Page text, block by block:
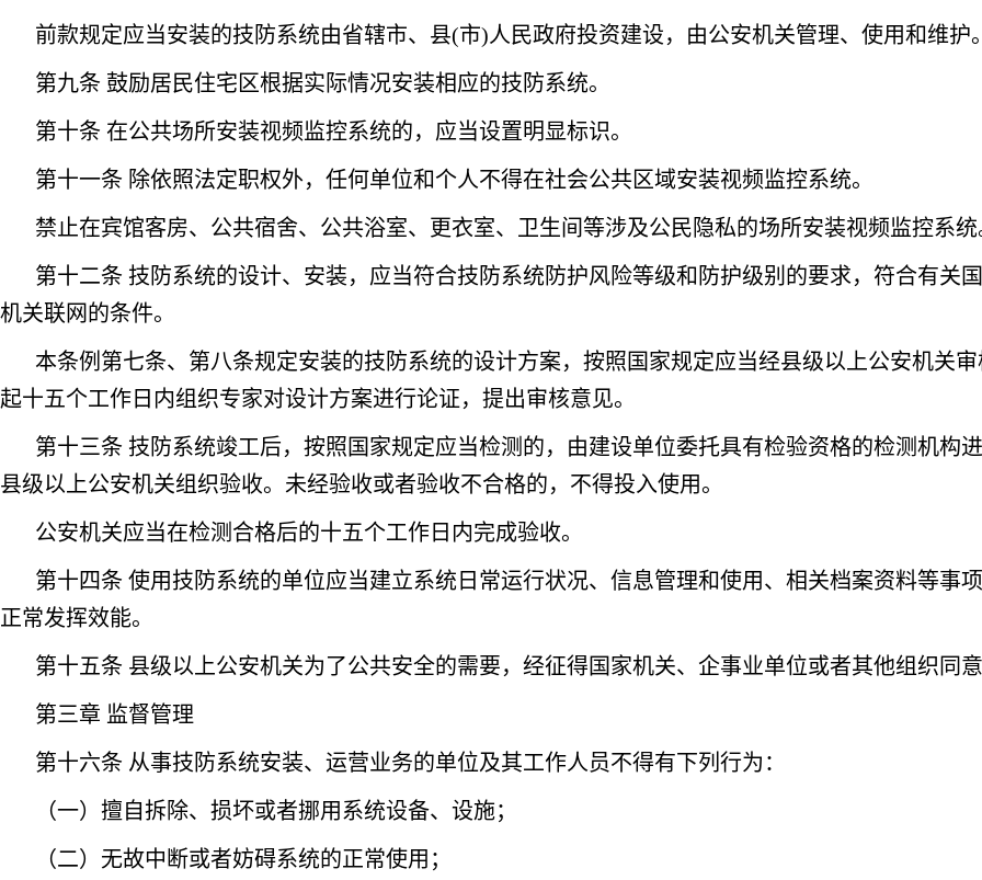
前款规定应当安装的技防系统由省辖市、县(市)人民政府投资建设，由公安机关管理、使用和维护。
第九条 鼓励居民住宅区根据实际情况安装相应的技防系统。
第十条 在公共场所安装视频监控系统的，应当设置明显标识。
第十一条 除依照法定职权外，任何单位和个人不得在社会公共区域安装视频监控系统。
禁止在宾馆客房、公共宿舍、公共浴室、更衣室、卫生间等涉及公民隐私的场所安装视频监控系统
第十二条 技防系统的设计、安装，应当符合技防系统防护风险等级和防护级别的要求，符合有关
机关联网的条件。
本条例第七条、第八条规定安装的技防系统的设计方案，按照国家规定应当经县级以上公安机关
起十五个工作日内组织专家对设计方案进行论证，提出审核意见。
第十三条 技防系统竣工后，按照国家规定应当检测的，由建设单位委托具有检验资格的检测机构
县级以上公安机关组织验收。未经验收或者验收不合格的，不得投入使用。
公安机关应当在检测合格后的十五个工作日内完成验收。
第十四条 使用技防系统的单位应当建立系统日常运行状况、信息管理和使用、相关档案资料等事
正常发挥效能。
第十五条 县级以上公安机关为了公共安全的需要，经征得国家机关、企事业单位或者其他组织同
第三章 监督管理
第十六条 从事技防系统安装、运营业务的单位及其工作人员不得有下列行为：
（一）擅自拆除、损坏或者挪用系统设备、设施；
（二）无故中断或者妨碍系统的正常使用；